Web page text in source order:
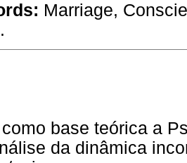
Marriage,
como base teórica a
da dinâmica